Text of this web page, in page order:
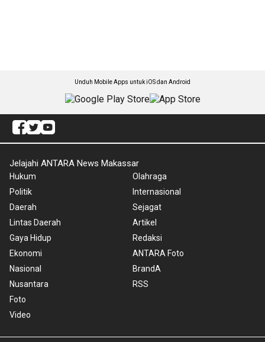
Unduh Mobile Apps untuk iOS dan Android
Jelajahi ANTARA News Makassar
Hukum
Politik
Daerah
Lintas Daerah
Gaya Hidup
Ekonomi
Nasional
Nusantara
Foto
Video
Olahraga
Internasional
Sejagat
Artikel
Redaksi
ANTARA Foto
BrandA
RSS